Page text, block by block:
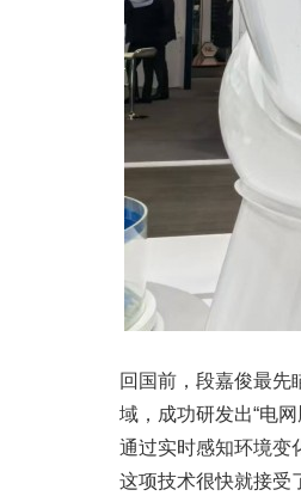
回国前，段嘉俊最先
域，成功研发出“电
通过实时感知环境变
这项技术很快就接受